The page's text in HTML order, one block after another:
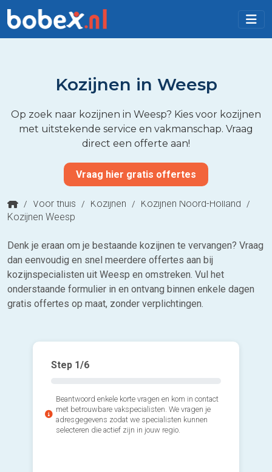
Kozijnen in Weesp
Op zoek naar kozijnen in Weesp? Kies voor kozijnen
met uitstekende service en vakmanschap. Vraag
direct een offerte aan!
Vraag hier gratis offertes
/ Voor thuis / Kozijnen / Kozijnen Noord-Holland /
Kozijnen Weesp
Denk je eraan om je bestaande kozijnen te vervangen? Vraag
dan eenvoudig en snel meerdere offertes aan bij
kozijnspecialisten uit Weesp en omstreken. Vul het
onderstaande formulier in en ontvang binnen enkele dagen
gratis offertes op maat, zonder verplichtingen.
Step 1/6
Beantwoord enkele korte vragen en kom in contact
met betrouwbare vakspecialisten. We vragen je
adresgegevens zodat we specialisten kunnen
selecteren die actief zijn in jouw regio.